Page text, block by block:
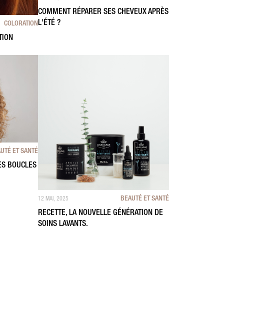
COLORATION
COMMENT RÉPARER SES CHEVEUX APRÈS
L'ÉTÉ ?
ET SANTÉ
BOUCLES
12 MAI, 2025 BEAUTÉ ET SANTÉ
RECETTE, LA NOUVELLE GÉNÉRATION DE
SOINS LAVANTS.